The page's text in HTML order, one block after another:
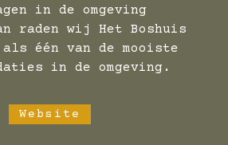
in de omgeving
raden wij Het Boshuis
één van de mooiste
in de omgeving.
Website